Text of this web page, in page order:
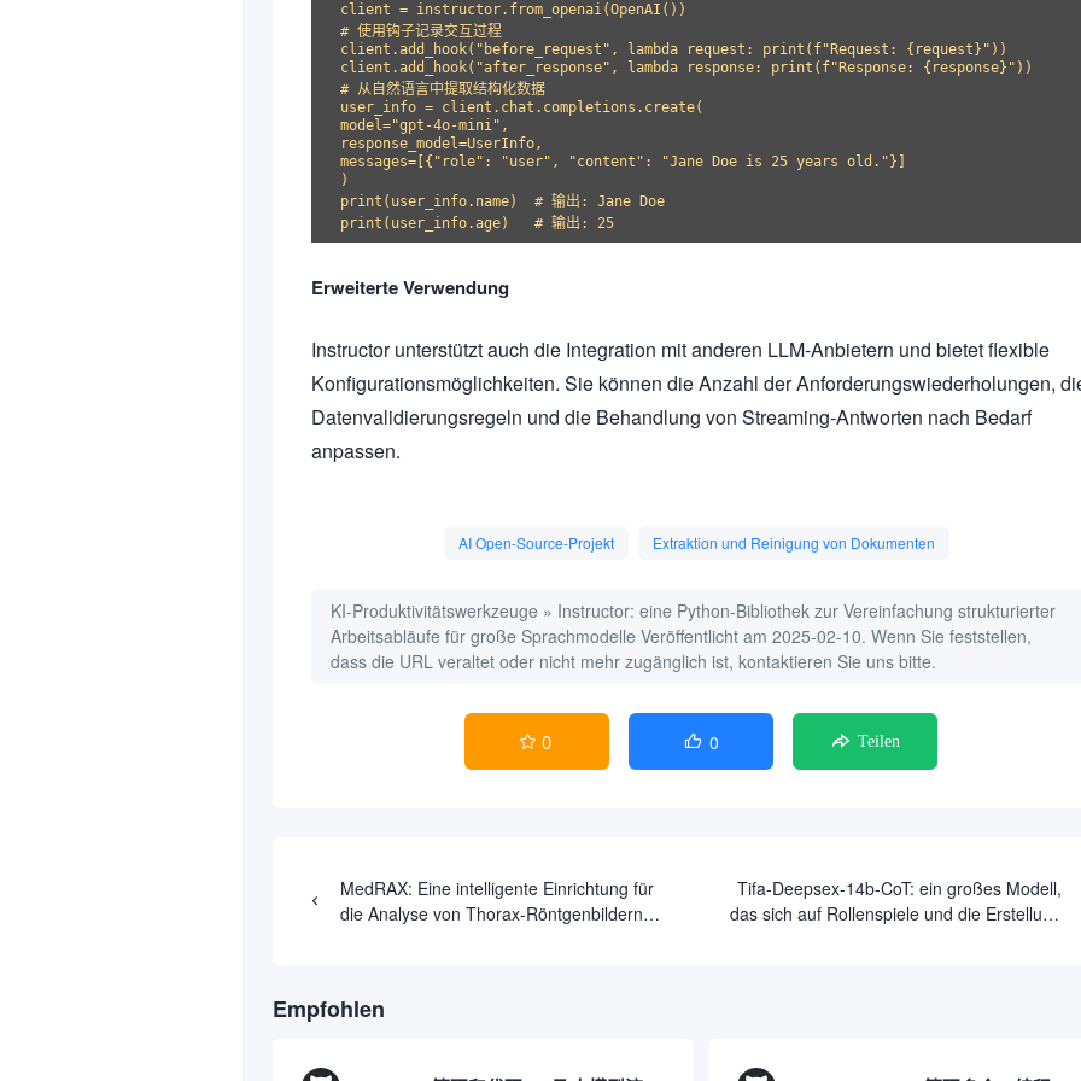
client = instructor.from_openai(OpenAI())
# 使用钩子记录交互过程
client.add_hook("before_request", lambda request: print(f"Request: {request}"))
client.add_hook("after_response", lambda response: print(f"Response: {response}"))
# 从自然语言中提取结构化数据
user_info = client.chat.completions.create(
model="gpt-4o-mini",
response_model=UserInfo,
messages=[{"role": "user", "content": "Jane Doe is 25 years old."}]
)
print(user_info.name)  # 输出: Jane Doe
Erweiterte Verwendung
Instructor unterstützt auch die Integration mit anderen LLM-Anbietern und bietet flexible
Konfigurationsmöglichkeiten. Sie können die Anzahl der Anforderungswiederholungen,
Datenvalidierungsregeln und die Behandlung von Streaming-Antworten nach Bedarf
anpassen.
AI Open-Source-Projekt Extraktion und Reinigung von Dokumenten
KI-Produktivitätswerkzeuge » Instructor: eine Python-Bibliothek zur Vereinfachung strukturierter
Arbeitsabläufe für große Sprachmodelle Veröffentlicht am 2025-02-10. Wenn Sie feststellen,
dass die URL veraltet oder nicht mehr zugänglich ist, kontaktieren Sie uns bitte.
 0  0 Teilen
MedRAX: Eine intelligente Einrichtung für
die Analyse von Thorax-Röntgenbildern
Tifa-Deepsex-14b-CoT: ein großes Modell,
das sich auf Rollenspiele und die Erstellung
Empfohlen